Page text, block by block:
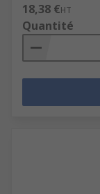
18,38 €HT
Quantité